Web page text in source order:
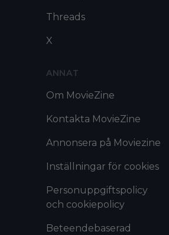
Threads
X
ANNAT
Om MovieZine
Kontakta MovieZine
Annonsera på Moviezine
Inställningar för cookies
Personuppgiftspolicy
och cookiepolicy
Beteendebaserad